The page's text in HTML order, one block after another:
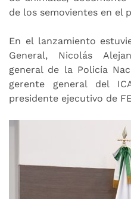
de los semovientes en el
En el lanzamiento
General, Nicolás
general de la Policía
gerente general del
presidente ejecutivo de